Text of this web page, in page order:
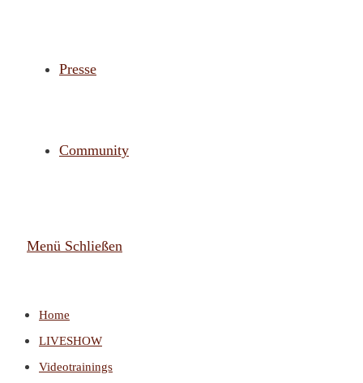
Presse
Community
Menü Schließen
Home
LIVESHOW
Videotrainings